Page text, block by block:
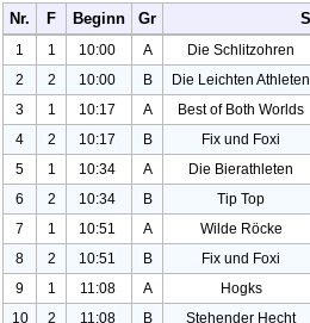
Nr. F Beginn Gr
1 1 10:00 A Die Schlitzohren
2
2 10:00 B Die Leichten Athleten
3
1 10:17 A Best of Both Worlds
4
2 10:17 B Fix und Foxi
5
1 10:34 A Die Bierathleten
6
2 10:34 B Tip Top
7
1 10:51 A Wilde Röcke
8
2 10:51 B Fix und Foxi
9
1 11:08 A Hogks
10
2 11:08 B Stehender Hecht